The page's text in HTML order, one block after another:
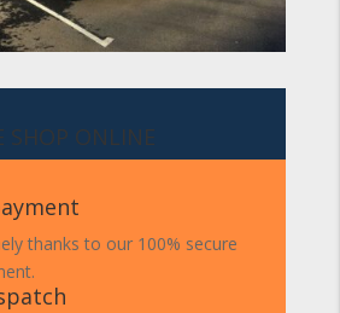
SHOP ONLINE
thanks to our 100% secure